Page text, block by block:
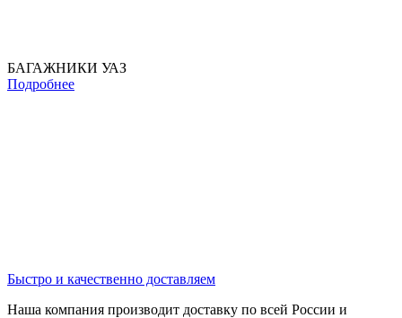
БАГАЖНИКИ УАЗ
Подробнее
Быстро и качественно доставляем
Наша компания производит доставку по всей России и